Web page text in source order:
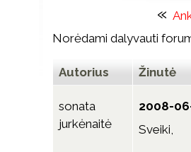
«
Norėdami dalyvauti
Autorius Žinutė
sonata
jurkėnaitė
2008-
Sveiki,